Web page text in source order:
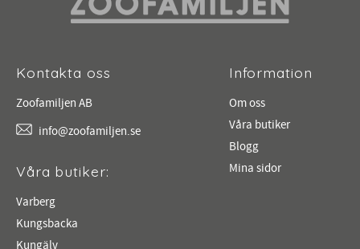
Kontakta oss
Zoofamiljen AB
info@zoofamiljen.se
Våra butiker:
Varberg
Kungsbacka
Kungälv
Information
Om oss
Våra butiker
Blogg
Mina sidor